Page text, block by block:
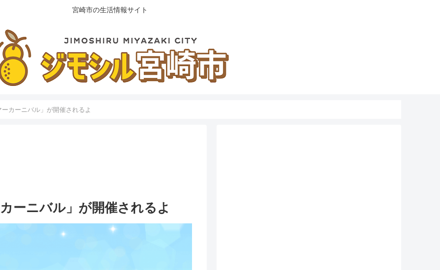
宮崎市の生活情報サイト
カーニバル」が開催されるよ
ーニバル」が開催されるよ